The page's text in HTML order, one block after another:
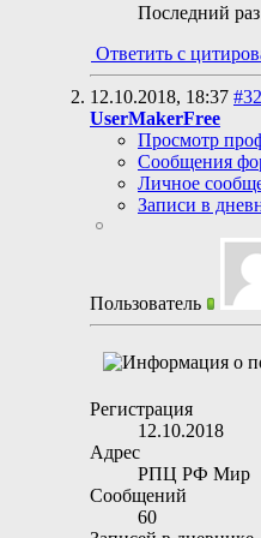
Последний
Ответить с
12.10.2018, 18:37 #32
UserMakerFree
Просмотр
Сообщения
Личное
Записи в
Пользователь
Регистрация
12.10.2018
Адрес
РПЦ РФ Мир
Сообщений
60